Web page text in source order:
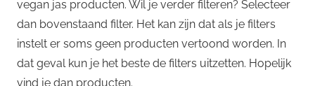
vegan jas producten. Wil je verder filteren? Selecteer
dan bovenstaand filter. Het kan zijn dat als je filters
instelt er soms geen producten vertoond worden. In
dat geval kun je het beste de filters uitzetten. Hopelijk
vind je dan producten.